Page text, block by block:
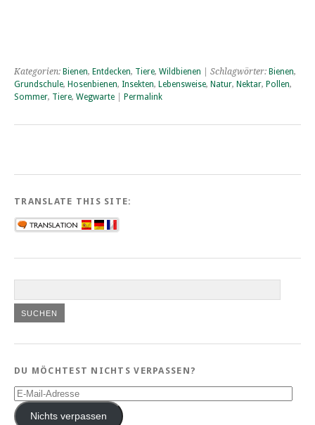
Kategorien: Bienen, Entdecken, Tiere, Wildbienen | Schlagwörter: Bienen,
Grundschule, Hosenbienen, Insekten, Lebensweise, Natur, Nektar, Pollen,
Sommer, Tiere, Wegwarte Permalink
TRANSLATE THIS SITE:
DU MÖCHTEST NICHTS VERPASSEN?
E-
Mail-
AdresseNichts verpassen